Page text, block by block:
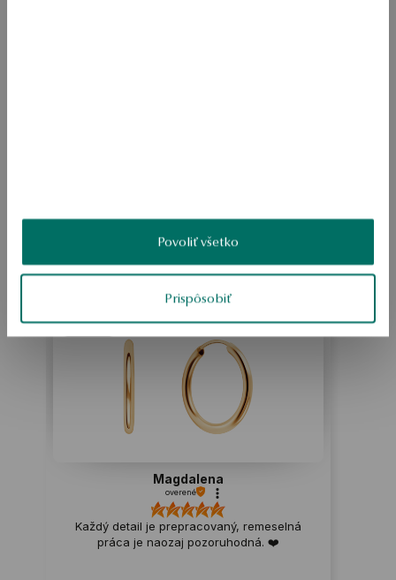
Povoliť všetko
Prispôsobiť
Produkt nemá žiadne recenzie
Možno by Vás zaujímali aj iné ohodnotené produkty
ukážka
Magdalena
overené
Každý detail je prepracovaný, remeselná
práca je naozaj pozoruhodná. ❤️